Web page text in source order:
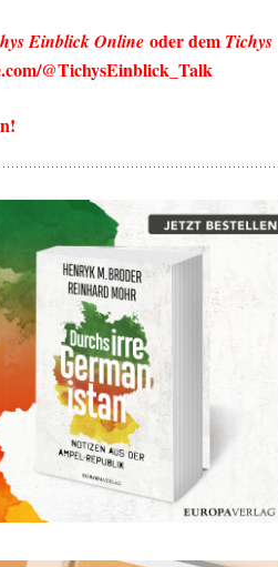
Einblick Online oder dem Tichys
@TichysEinblick_Talk